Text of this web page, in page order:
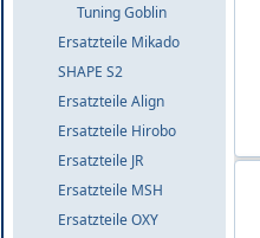
Tuning Goblin
Ersatzteile Mikado
SHAPE S2
Ersatzteile Align
Ersatzteile Hirobo
Ersatzteile JR
Ersatzteile MSH
Ersatzteile OXY